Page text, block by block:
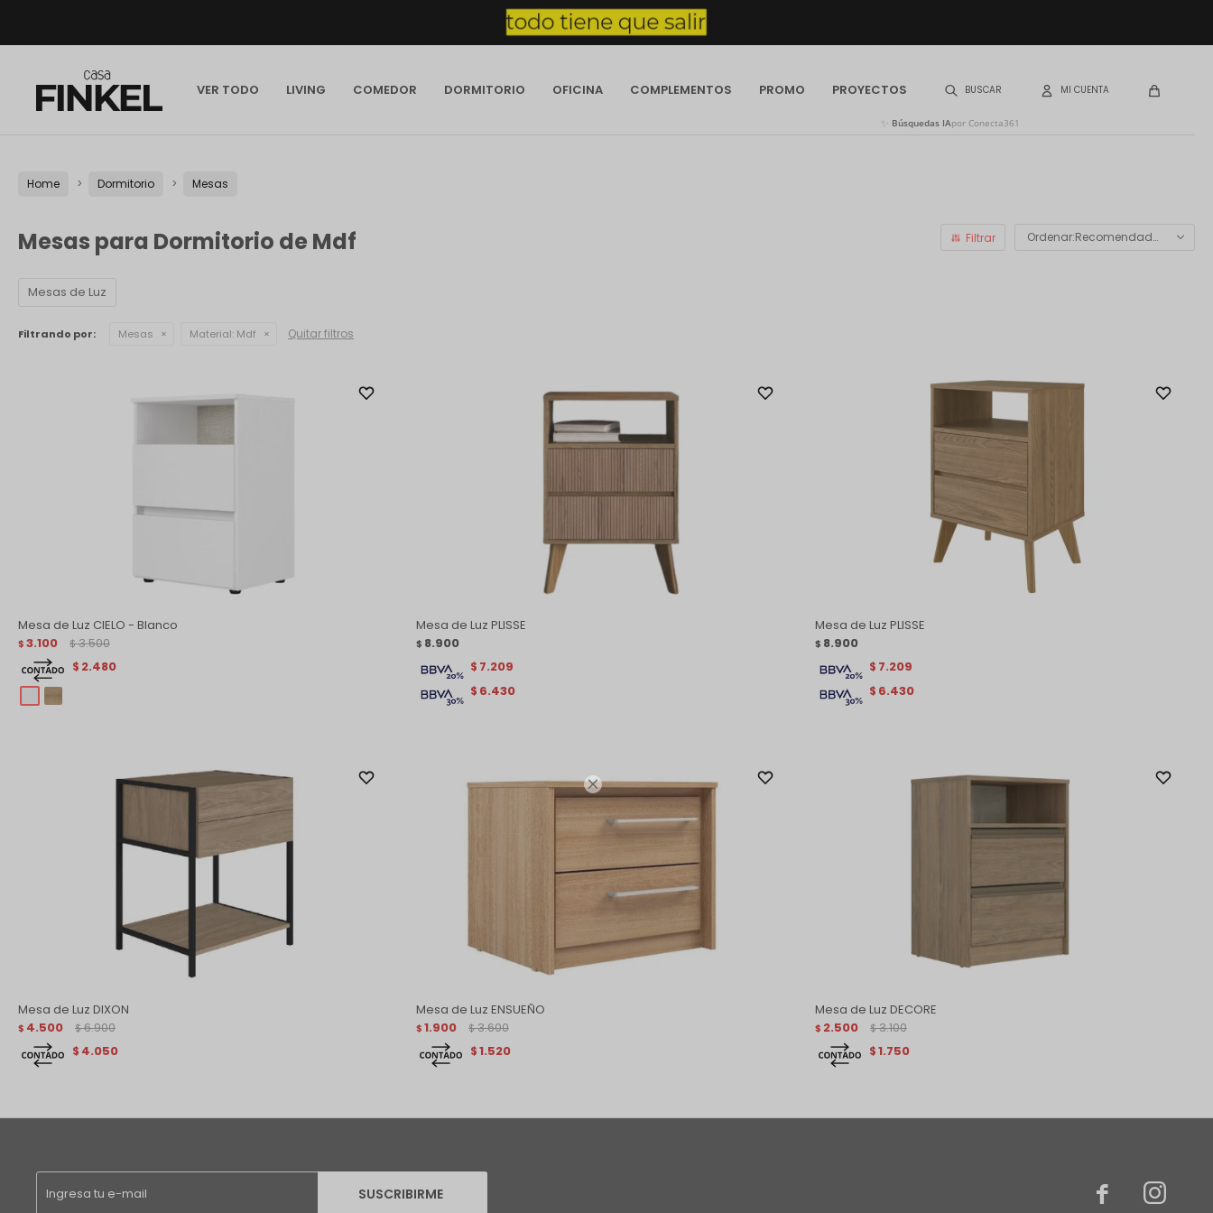

VER TODO LIVING COMEDOR DORMITORIO OFICINA COMPLEMENTOS PROMO PROYECTOS
Búsquedas IApor Conecta361
Home Dormitorio Mesas
Mesas para Dormitorio de Mdf Recomendados
Mesas de Luz
Filtrando por: Mesas Material: Mdf Quitar filtros
Mesa de Luz CIELO - Blanco
$ 3.100 $ 3.500
$ 2.480
Mesa de Luz PLISSE
$ 8.900
$ 6.430
$ 7.209
Mesa de Luz PLISSE
$ 8.900
$ 6.430
$ 7.209
Mesa de Luz DIXON
$ 4.500 $ 6.900
$ 4.050
Mesa de Luz ENSUEÑO
$ 1.900 $ 3.600
$ 1.520
Mesa de Luz DECORE
$ 2.500 $ 3.100
$1.750
SUSCRIBIRME  